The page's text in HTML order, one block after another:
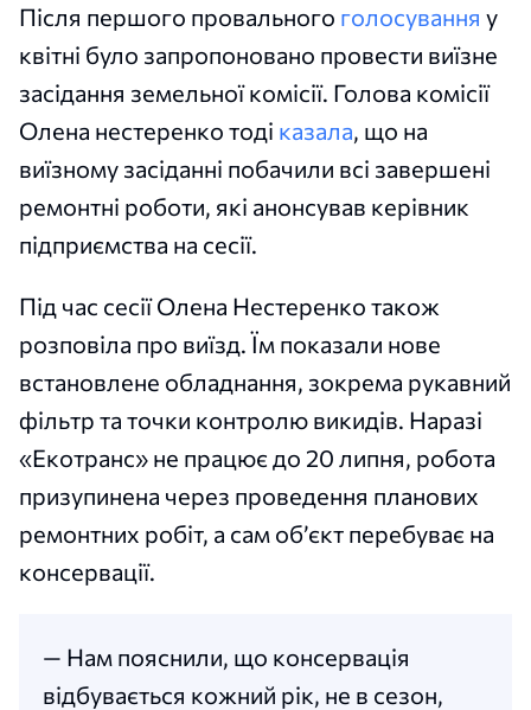
Після першого провального голосування у
квітні було запропоновано провести виїзне
засідання земельної комісії. Голова комісії
Олена нестеренко тоді казала, що на
виїзному засіданні побачили всі завершені
ремонтні роботи, які анонсував керівник
підприємства на сесії.
Під час сесії Олена Нестеренко також
розповіла про виїзд. Їм показали нове
встановлене обладнання, зокрема рукавний
фільтр та точки контролю викидів. Наразі
«Екотранс» не працює до 20 липня, робота
призупинена через проведення планових
ремонтних робіт, а сам об’єкт перебуває на
консервації.
— Нам пояснили, що консервація
відбувається кожний рік, не в сезон,